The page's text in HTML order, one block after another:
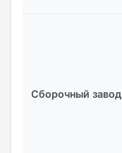
Сборочный завод